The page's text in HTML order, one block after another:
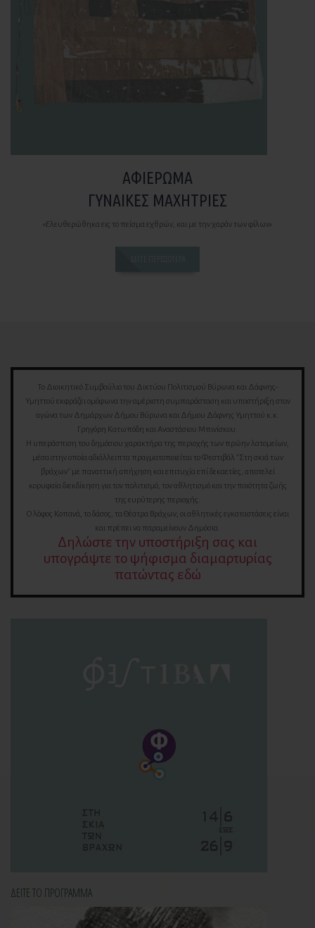
ΑΦΙΈΡΩΜΑ
ΓΥΝΑΊΚΕΣ ΜΑΧΉΤΡΙΕΣ
«Ελευθερώθηκα εις το πείσμα εχθρών, και με την χαράν των φίλων»
Το Διοικητικό Συμβούλιο του Δικτύου Πολιτισμού Βύρωνα και Δάφνης-
Υμηττού εκφράζει ομόφωνα την αμέριστη συμπαράσταση και υποστήριξη στον
αγώνα των Δημάρχων Δήμου Βύρωνα και Δήμου Δάφνης Υμηττού κ.κ.
Γρηγόρη Κατωπόδη και Αναστάσιου Μπινίσκου.
Η υπεράσπιση του δημόσιου χαρακτήρα της περιοχής των πρώην λατομείων,
μέσα στην οποία αδιάλλειπτα πραγματοποιείται το Φεστιβάλ "Στη σκιά των
βράχων" με παναττική απήχηση και επιτυχία επί δεκαετίες, αποτελεί
κορυφαία διεκδίκηση για τον πολιτισμό, τον αθλητισμό και την ποιότητα ζωής
της ευρύτερης περιοχής.
Ο λόφος Κοπανά, το δάσος, τα Θέατρα Βράχων, οι αθλητικές εγκαταστάσεις είναι
και πρέπει να παραμείνουν Δημόσια.
Δηλώστε την υποστήριξη σας και
υπογράψτε το ψήφισμα διαμαρτυρίας
πατώντας εδώ
ΔΕΙΤΕ ΤΟ ΠΡΟΓΡΑΜΜΑ